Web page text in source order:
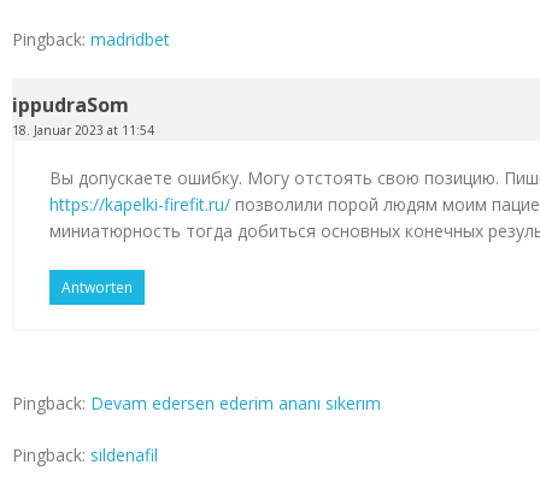
Pingback: madridbet
ippudraSom
18. Januar 2023 at 11:54
Вы допускаете ошибку. Могу отстоять свою позицию.
https://kapelki-firefit.ru/ позволили порой людям моим
миниатюрность тогда добиться основных конечных
Antworten
Pingback: Devam edersen ederim ananı sıkerım
Pingback: sildenafil